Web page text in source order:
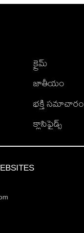
క్రైమ్
జాతీయం
భక్తి సమాచారం
క్లాసిఫైడ్స్